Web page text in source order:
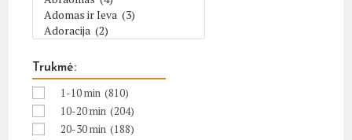
Trukmė:
1-10 min (810)
10-20 min (204)
20-30 min (188)